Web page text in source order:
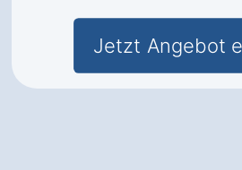
Jetzt Angebot